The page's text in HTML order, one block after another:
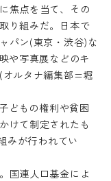
焦点を当て、その
り組みだ。日本で
パン(東京・渋谷)な
や写真展などのキ
オルタナ編集部=堀
どもの権利や貧困
けて制定されたも
みが行われてい
国連人口基金によ